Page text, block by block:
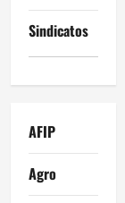
Sindicatos
AFIP
Agro